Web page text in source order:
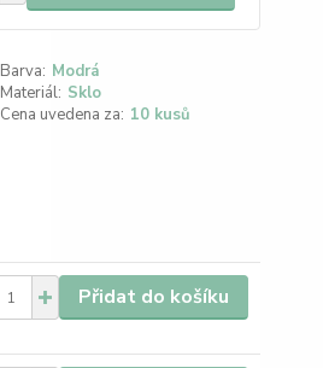
Barva: Modrá
Materiál: Sklo
Cena uvedena za: 10 kusů
Přidat do košíku